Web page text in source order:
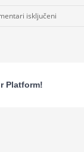
isključeni
Platform!